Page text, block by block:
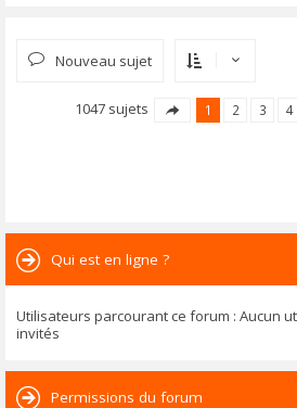
Nouveau sujet
1047 sujets 1 2 3 4
Qui est en ligne ?
Utilisateurs parcourant ce forum : Aucun
invités
Permissions du forum